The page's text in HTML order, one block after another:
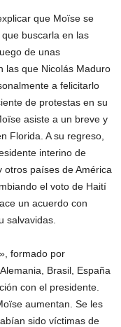
que Moïse se
buscarla en las
de unas
las que Nicolás Maduro
a felicitarlo
de protestas en su
asiste a un breve y
Florida. A su regreso,
interino de
otros países de América
el voto de Haití
un acuerdo con
salvavidas.
formado por
Brasil, España
con el presidente.
aumentan. Se les
sido víctimas de